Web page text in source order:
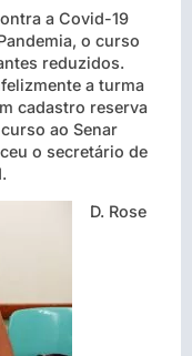
a Covid-19
o curso
reduzidos.
a turma
cadastro reserva
ao Senar
o secretário de
D. Rose